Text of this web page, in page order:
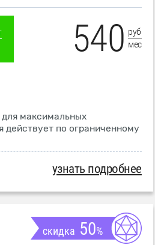
540 руб
мес
для максимальных
действует по ограниченному
узнать подробнее
скидка 50%